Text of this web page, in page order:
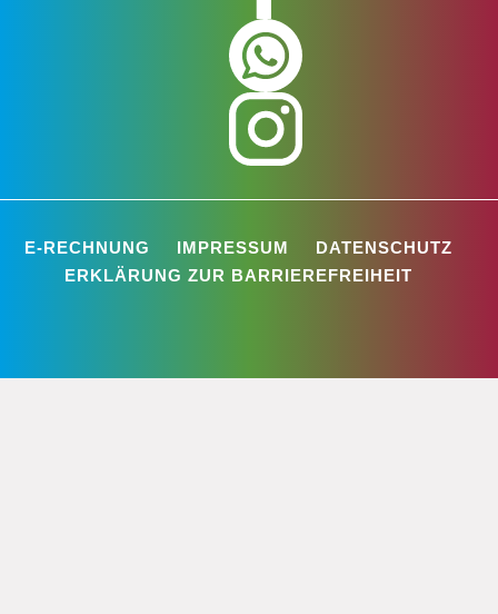
E-RECHNUNG IMPRESSUM
DATENSCHUTZ
ERKLÄRUNG ZUR BARRIEREFREIHEIT